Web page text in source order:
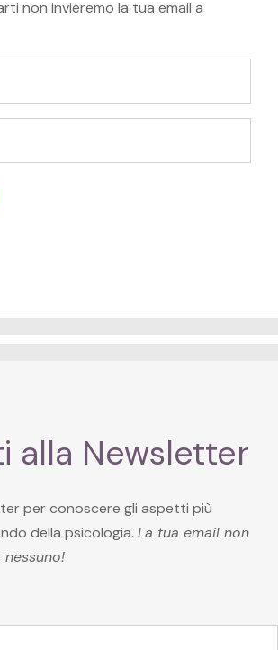
non invieremo la tua email a
alla Newsletter
per conoscere gli aspetti più
della psicologia. La tua email non